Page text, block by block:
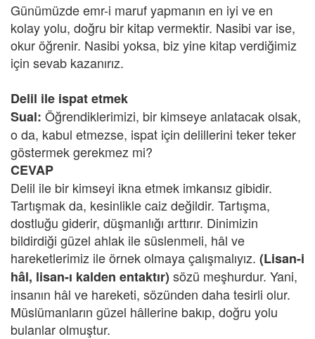
Günümüzde emr-i maruf yapmanın en iyi ve en
kolay yolu, doğru bir kitap vermektir. Nasibi var ise,
okur öğrenir. Nasibi yoksa, biz yine kitap verdiğimiz
için sevab kazanırız.
Delil ile ispat etmek
Sual: Öğrendiklerimizi, bir kimseye anlatacak olsak,
o da, kabul etmezse, ispat için delillerini teker teker
göstermek gerekmez mi?
CEVAP
Delil ile bir kimseyi ikna etmek imkansız gibidir.
Tartışmak da, kesinlikle caiz değildir. Tartışma,
dostluğu giderir, düşmanlığı arttırır. Dinimizin
bildirdiği güzel ahlak ile süslenmeli, hâl ve
hareketlerimiz ile örnek olmaya çalışmalıyız. (Lisan-i
hâl, lisan-ı kalden entaktır) sözü meşhurdur. Yani,
insanın hâl ve hareketi, sözünden daha tesirli olur.
Müslümanların güzel hâllerine bakıp, doğru yolu
bulanlar olmuştur.